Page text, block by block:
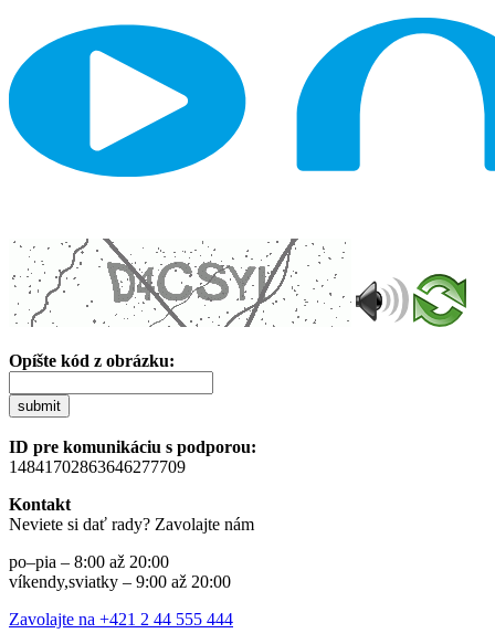
Opíšte kód z obrázku:
submit
ID pre komunikáciu s podporou:
14841702863646277709
Kontakt
Neviete si dať rady? Zavolajte nám
po–pia – 8:00 až 20:00
víkendy,sviatky – 9:00 až 20:00
Zavolajte na +421 2 44 555 444